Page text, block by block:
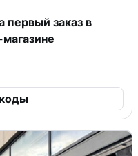
первый заказ в